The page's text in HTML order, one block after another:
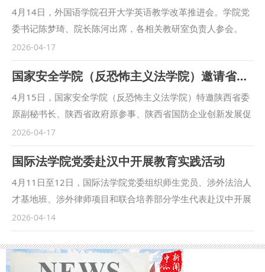
4月14日，外国语学院召开大学英语教学改革推进会。学院党
委书记陈梦琦、院长陈河出席，各相关教研室负责人参会。
会上，各教研室主任分别围绕本次大学英语教学改革的分级标
准、课程设置、教学模式、考核方式等核心内容进行详细汇
报，全面梳理改革重点、难点。参会人员结合各教研室教学实
际，就分级教学实施细则、混合式教学平台应用、ESP课程与
专业融合的具体路径等问题交流探讨，提出了多项切实可行的
意见建议。 陈河表示，大学英语教学改革是学院2026年重点
工作，需以分级教学为基础、混合式教学为手段、ESP课程改
革为核心，强化学科交叉融合，培养具备国际视野的复合型涉
外人才。 陈梦琦表示，全体参会人员要提高政治站位、强化
责任担当，锚定改革目标，细化工作举措，明确责任分工，切
稿：霍瑛 审核：陈梦琦）
2026-04-17
国家安全学院（反恐怖主义法学院）邀请省委原副秘书长、国安办专职副主任孟军作专题讲座
4月15日，国家安全学院（反恐怖主义法学院）特邀陕西省委
原副秘书长、陕西省政府原参事、陕西省国防企业创新发展促
进会党委书记孟军作“深入践行总体国家安全观 扎实做好新形
势下国家安全工作”专题讲座，副校长马朝琦出席并主持。学
院班子成员、教研室负责人及师生代表30余人参加讲座。 孟
军结合自身扎实的研究功底，清晰地讲授了总体国家安全观在
党和国家事业中的重要地位，全面分析了当前我国面临的重大
风险，结合相关案例和数据，他从强化底线思维，统筹发展和
安全等方面，系统阐释了如何全面贯彻落实总体国家安全观，
为中国式现代化提供坚强安全保障。 本场讲座是学院组织开
展“全民国家安全教育日”系列活动之一，进一步深化了学院师
2026-04-17
国际法学院党委赴汉中开展教育实践活动
4月11日至12日，国际法学院党委组织师生党员、涉外法治人
才基地班、涉外律师项目和联合培养部分学生代表赴汉中开展
教育实践活动。 全体成员在川陕革命根据地纪念馆系统回顾
革命根据地创建发展的光辉历程，以伟大革命精神涵养深厚为
民情怀、锤炼优良作风品格；在汉中市博物馆深刻感受天汉风
韵的悠久历史，进一步坚定守护中华文脉、建设文化强国的历
2026-04-14